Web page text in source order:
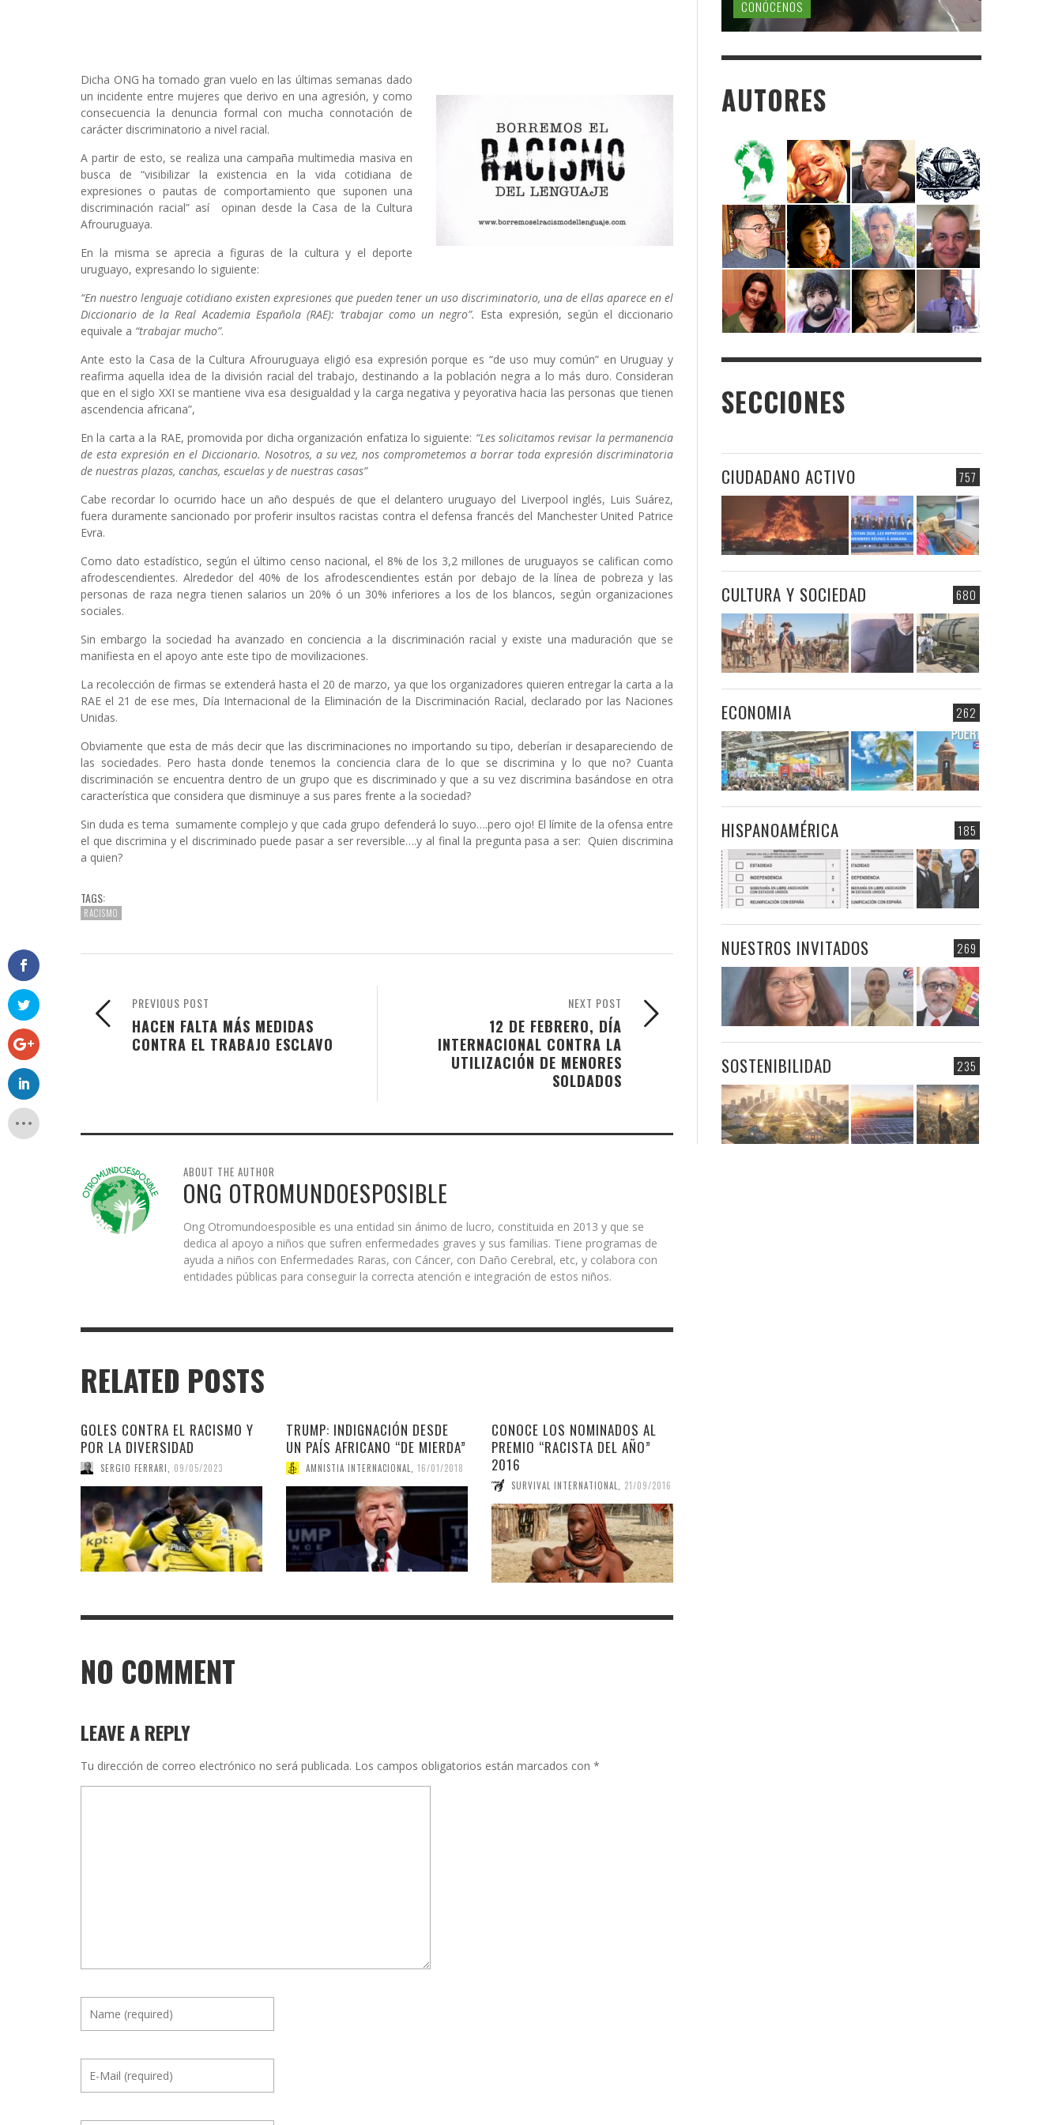
Dicha ONG ha tomado gran vuelo en las últimas semanas dado
un incidente entre mujeres que derivo en una agresión, y como
consecuencia la denuncia formal con mucha connotación de
carácter discriminatorio a nivel racial.
A partir de esto, se realiza una campaña multimedia masiva en
busca de “visibilizar la existencia en la vida cotidiana de
expresiones o pautas de comportamiento que suponen una
discriminación racial” así opinan desde la Casa de la Cultura
Afrouruguaya.
En la misma se aprecia a figuras de la cultura y el deporte
uruguayo, expresando lo siguiente:
“En nuestro lenguaje cotidiano existen expresiones que pueden tener un uso discriminatorio, una de ellas aparece en el
Diccionario de la Real Academia Española (RAE): ‘trabajar como un negro”. Esta expresión, según el diccionario
equivale a “trabajar mucho”.
Ante esto la Casa de la Cultura Afrouruguaya eligió esa expresión porque es “de uso muy común” en Uruguay y
reafirma aquella idea de la división racial del trabajo, destinando a la población negra a lo más duro. Consideran
que en el siglo XXI se mantiene viva esa desigualdad y la carga negativa y peyorativa hacia las personas que tienen
ascendencia africana”,
En la carta a la RAE, promovida por dicha organización enfatiza lo siguiente: “Les solicitamos revisar la permanencia
de esta expresión en el Diccionario. Nosotros, a su vez, nos comprometemos a borrar toda expresión discriminatoria
de nuestras plazas, canchas, escuelas y de nuestras casas”
Cabe recordar lo ocurrido hace un año después de que el delantero uruguayo del Liverpool inglés, Luis Suárez,
fuera duramente sancionado por proferir insultos racistas contra el defensa francés del Manchester United Patrice
Evra.
Como dato estadístico, según el último censo nacional, el 8% de los 3,2 millones de uruguayos se califican como
afrodescendientes. Alrededor del 40% de los afrodescendientes están por debajo de la línea de pobreza y las
personas de raza negra tienen salarios un 20% ó un 30% inferiores a los de los blancos, según organizaciones
sociales.
Sin embargo la sociedad ha avanzado en conciencia a la discriminación racial y existe una maduración que se
manifiesta en el apoyo ante este tipo de movilizaciones.
La recolección de firmas se extenderá hasta el 20 de marzo, ya que los organizadores quieren entregar la carta a la
RAE el 21 de ese mes, Día Internacional de la Eliminación de la Discriminación Racial, declarado por las Naciones
Unidas.
Obviamente que esta de más decir que las discriminaciones no importando su tipo, deberían ir desapareciendo de
las sociedades. Pero hasta donde tenemos la conciencia clara de lo que se discrimina y lo que no? Cuanta
discriminación se encuentra dentro de un grupo que es discriminado y que a su vez discrimina basándose en otra
característica que considera que disminuye a sus pares frente a la sociedad?
Sin duda es tema sumamente complejo y que cada grupo defenderá lo suyo….pero ojo! El límite de la ofensa entre
el que discrimina y el discriminado puede pasar a ser reversible….y al final la pregunta pasa a ser: Quien discrimina
a quien?
TAGS:
RACISMO
NEXT POST
12 DE FEBRERO, DÍA
INTERNACIONAL CONTRA LA
UTILIZACIÓN DE MENORES
SOLDADOS
PREVIOUS POST
HACEN FALTA MÁS MEDIDAS
CONTRA EL TRABAJO ESCLAVO
ABOUT THE AUTHOR
ONG OTROMUNDOESPOSIBLE
Ong Otromundoesposible es una entidad sin ánimo de lucro, constituida en 2013 y que se
dedica al apoyo a niños que sufren enfermedades graves y sus familias. Tiene programas de
ayuda a niños con Enfermedades Raras, con Cáncer, con Daño Cerebral, etc, y colabora con
entidades públicas para conseguir la correcta atención e integración de estos niños.
RELATED POSTS
GOLES CONTRA EL RACISMO Y
POR LA DIVERSIDAD
SERGIO FERRARI 09/05/2023
TRUMP: INDIGNACIÓN DESDE
UN PAÍS AFRICANO “DE MIERDA”
AMNISTIA INTERNACIONAL 16/01/2018
CONOCE LOS NOMINADOS AL
PREMIO “RACISTA DEL AÑO”
2016
SURVIVAL INTERNATIONAL 21/09/2016
NO COMMENT
LEAVE A REPLY
Tu dirección de correo electrónico no será publicada. Los campos obligatorios están marcados con *
CONÓCENOS
AUTORES
SECCIONES
757
CIUDADANO ACTIVO
680
CULTURA Y SOCIEDAD
262
ECONOMIA
185
HISPANOAMÉRICA
269
NUESTROS INVITADOS
235
SOSTENIBILIDAD